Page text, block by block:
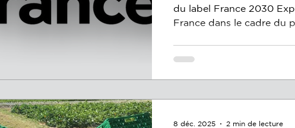
du label France 2030
France dans le cadre du plan France 2030. Cette
label valorise la solidité
notre capacité
l’étranger. Il n
8 déc. 2025 2 min de lecture